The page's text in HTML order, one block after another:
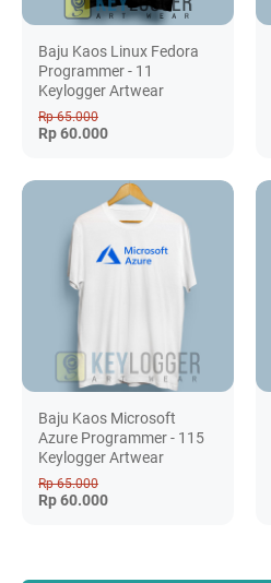
Baju Kaos Linux Fedora
Programmer - 11
Keylogger Artwear
Rp 65.000
Rp 60.000
Baju Kaos Microsoft
Azure Programmer - 115
Keylogger Artwear
Rp 65.000
Rp 60.000